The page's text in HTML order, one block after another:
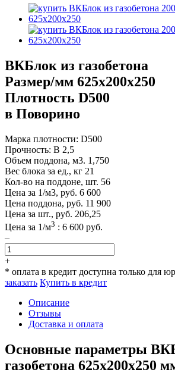
ВКБлок из газобетона
Размер/мм 625x200x250
Плотность D500
в Поворино
Марка плотности: D500
Прочность: B 2,5
Объем поддона, м3. 1,750
Вес блока за ед., кг 21
Кол-во на поддоне, шт. 56
Цена за 1/м3, руб. 6 600
Цена поддона, руб. 11 900
Цена за шт., руб. 206,25
Цена за 1/м3 : 6 600 руб.
–
+
* оплата в кредит доступна только для
заказать Купить в кредит
Описание
Отзывы
Доставка и оплата
Основные параметры
газобетона 625x200x250